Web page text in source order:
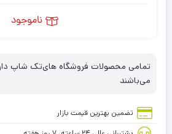
ناموجود
می‌باشند
تضمین بهترین قیمت بازار